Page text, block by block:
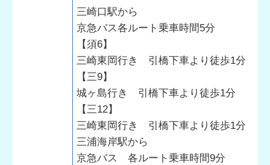
三崎口駅から
京急バス各ルート乗車時間5分
【須6】
三崎東岡行き 引橋下車より徒歩1分
【三9】
城ヶ島行き 引橋下車より徒歩1分
【三12】
三崎東岡行き 引橋下車より徒歩1分
三浦海岸駅から
京急バス 各ルート乗車時間9分